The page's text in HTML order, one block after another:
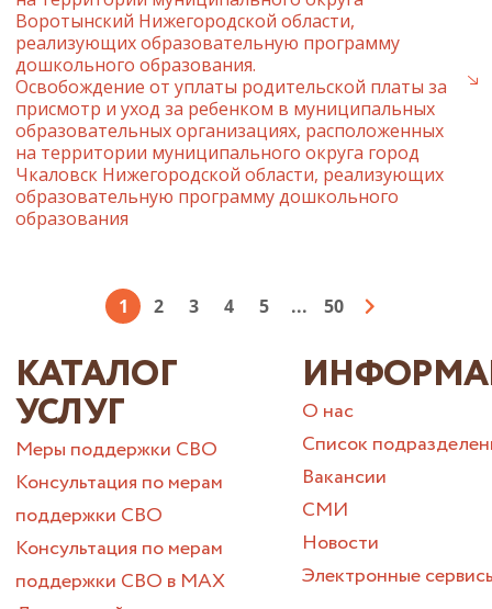
Воротынский Нижегородской области,
реализующих образовательную программу
дошкольного образования.
Освобождение от уплаты родительской платы за
присмотр и уход за ребенком в муниципальных
образовательных организациях, расположенных
на территории муниципального округа город
Чкаловск Нижегородской области, реализующих
образовательную программу дошкольного
образования
1 2 3 4 5 ... 50
КАТАЛОГ
УСЛУГ
Меры поддержки СВО
Консультация по мерам
поддержки СВО
Консультация по мерам
поддержки СВО в МАХ
О нас
Список
Вакансии
СМИ
Новости
Электронные